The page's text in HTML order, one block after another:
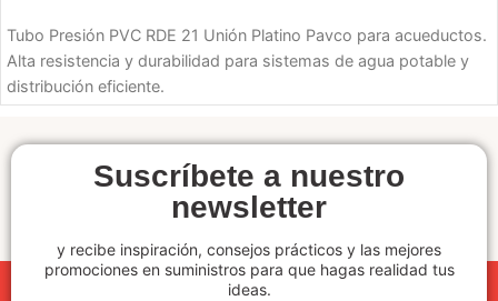
Tubo Presión PVC RDE 21 Unión Platino Pavco para acueductos.
Alta resistencia y durabilidad para sistemas de agua potable y
distribución eficiente.
Suscríbete a nuestro
newsletter
y recibe inspiración, consejos prácticos y las mejores
promociones en suministros para que hagas realidad tus
ideas.